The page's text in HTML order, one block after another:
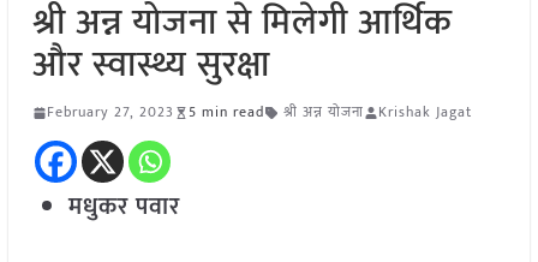
श्री अन्न योजना से मिलेगी आर्थिक
और स्वास्थ्य सुरक्षा
February 27, 2023 5 min read श्री अन्न योजना Krishak Jagat
मधुकर पवार